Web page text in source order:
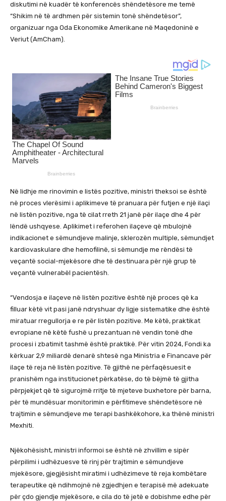
diskutimi në kuadër të konferencës shëndetësore me temë
“Shikim në të ardhmen për sistemin tonë shëndetësor”,
organizuar nga Oda Ekonomike Amerikane në Maqedoninë e
Veriut (AmCham).
Në lidhje me rinovimin e listës pozitive, ministri theksoi se është
në proces vlerësimi i aplikimeve të pranuara për futjen e një ilaçi
në listën pozitive, nga të cilat rreth 21 janë për ilaçe dhe 4 për
lëndë ushqyese. Aplikimet i referohen ilaçeve që mbulojnë
indikacionet e sëmundjeve malinje, sklerozën multiple, sëmundjet
kardiovaskulare dhe hemofilinë, si sëmundje me rëndësi të
veçantë social-mjekësore dhe të destinuara për një grup të
veçantë vulnerabël pacientësh.
“Vendosja e ilaçeve në listën pozitive është një proces që ka
filluar këtë vit pasi janë ndryshuar dy ligje sistematike dhe është
miratuar rregullorja e re për listën pozitive. Me këtë, praktikat
evropiane në këtë fushë u prezantuan në vendin tonë dhe
procesi i zbatimit tashmë është praktikë. Për vitin 2024, Fondi ka
kërkuar 2,9 miliardë denarë shtesë nga Ministria e Financave për
ilaçe të reja në listën pozitive. Të gjithë ne përfaqësuesit e
pranishëm nga institucionet përkatëse, do të bëjmë të gjitha
përpjekjet që të sigurojmë rritje të mjeteve buxhetore për barna,
për të mundësuar monitorimin e përfitimeve shëndetësore në
trajtimin e sëmundjeve me terapi bashkëkohore, ka thënë ministri
Mexhiti.
Njëkohësisht, ministri informoi se është në zhvillim e sipër
përpilimi i udhëzuesve të rinj për trajtimin e sëmundjeve
mjekësore, gjegjësisht miratimi i udhëzimeve të reja kombëtare
terapeutike që ndihmojnë në zgjedhjen e terapisë më adekuate
për çdo gjendje mjekësore, e cila do të jetë e dobishme edhe për